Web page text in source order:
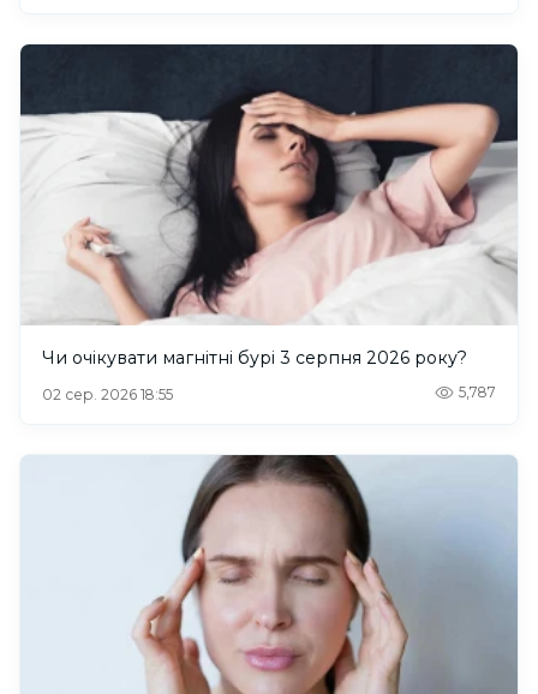
Чи очікувати магнітні бурі 3 серпня 2026 року?
02 сер. 2026 18:55 5,787